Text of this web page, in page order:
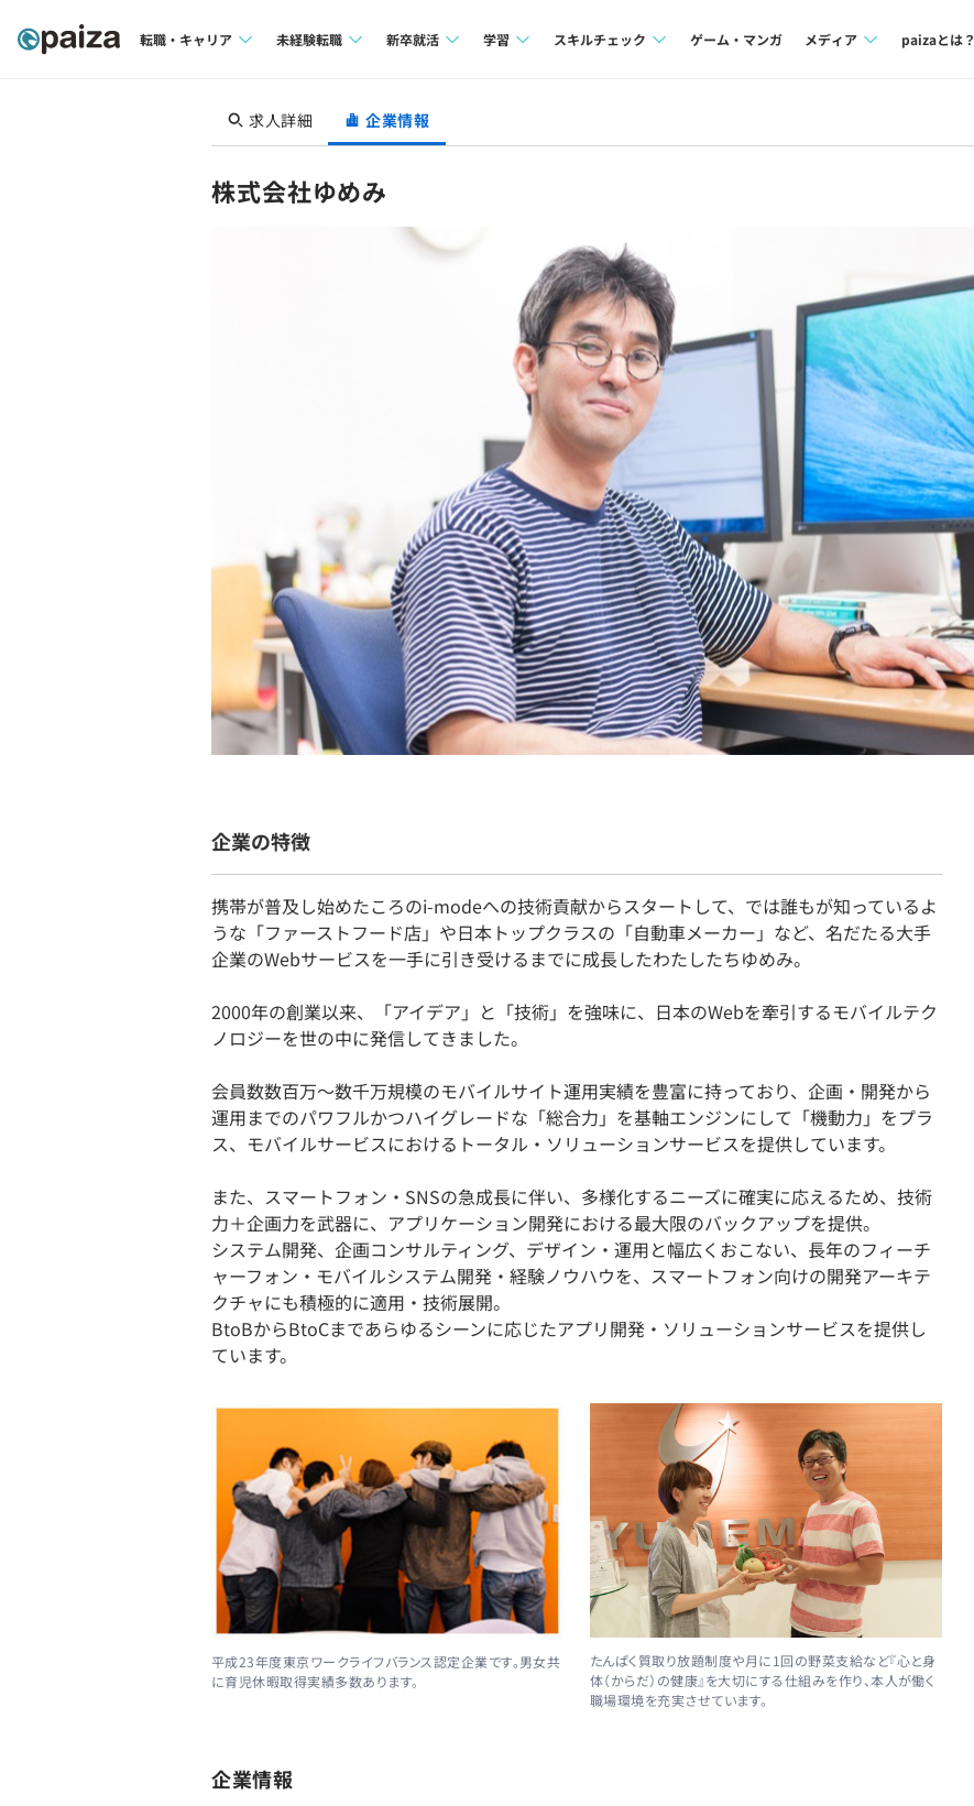
転職・キャリア
転職成功ガイド
未経験転職
求人検索
転職成功ガイド
新卒就活
本選考
新卒エージェント
学習
リファレンス
プラン
個人向けプラン
法人向けプラン
学校向けプラン
契約内容・クーポン
スキルチェック
再チャレンジ結果一覧
ゲーム・マンガ メディア paizaとは？
求人詳細 企業情報
株式会社ゆめみ
企業の特徴
携帯が普及し始めたころのi-modeへの技術貢献からスタートして、では誰もが知っているよ
うな「ファーストフード店」や日本トップクラスの「自動車メーカー」など、名だたる大手
企業のWebサービスを一手に引き受けるまでに成長したわたしたちゆめみ。
2000年の創業以来、「アイデア」と「技術」を強味に、日本のWebを牽引するモバイルテク
ノロジーを世の中に発信してきました。
会員数数百万～数千万規模のモバイルサイト運用実績を豊富に持っており、企画・開発から
運用までのパワフルかつハイグレードな「総合力」を基軸エンジンにして「機動力」をプラ
ス、モバイルサービスにおけるトータル・ソリューションサービスを提供しています。
また、スマートフォン・SNSの急成長に伴い、多様化するニーズに確実に応えるため、技術
力＋企画力を武器に、アプリケーション開発における最大限のバックアップを提供。
システム開発、企画コンサルティング、デザイン・運用と幅広くおこない、長年のフィーチ
ャーフォン・モバイルシステム開発・経験ノウハウを、スマートフォン向けの開発アーキテ
クチャにも積極的に適用・技術展開。
BtoBからBtoCまであらゆるシーンに応じたアプリ開発・ソリューションサービスを提供し
ています。
平成23年度東京ワークライフバランス認定企業です。男女共
に育児休暇取得実績多数あります。
たんぱく質取り放題制度や月に1回の野菜支給など『心と身
体（からだ）の健康』を大切にする仕組みを作り、本人が働く
職場環境を充実させています。
企業情報